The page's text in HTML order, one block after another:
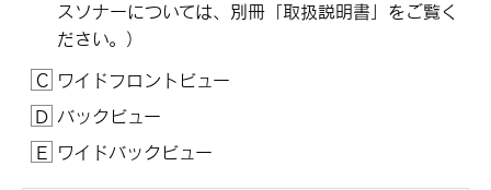
スソナーについては、別冊 「‍取扱説明書‍」 をご覧く
ださい。）
ワイドフロントビュー
バックビュー
ワイドバックビュー